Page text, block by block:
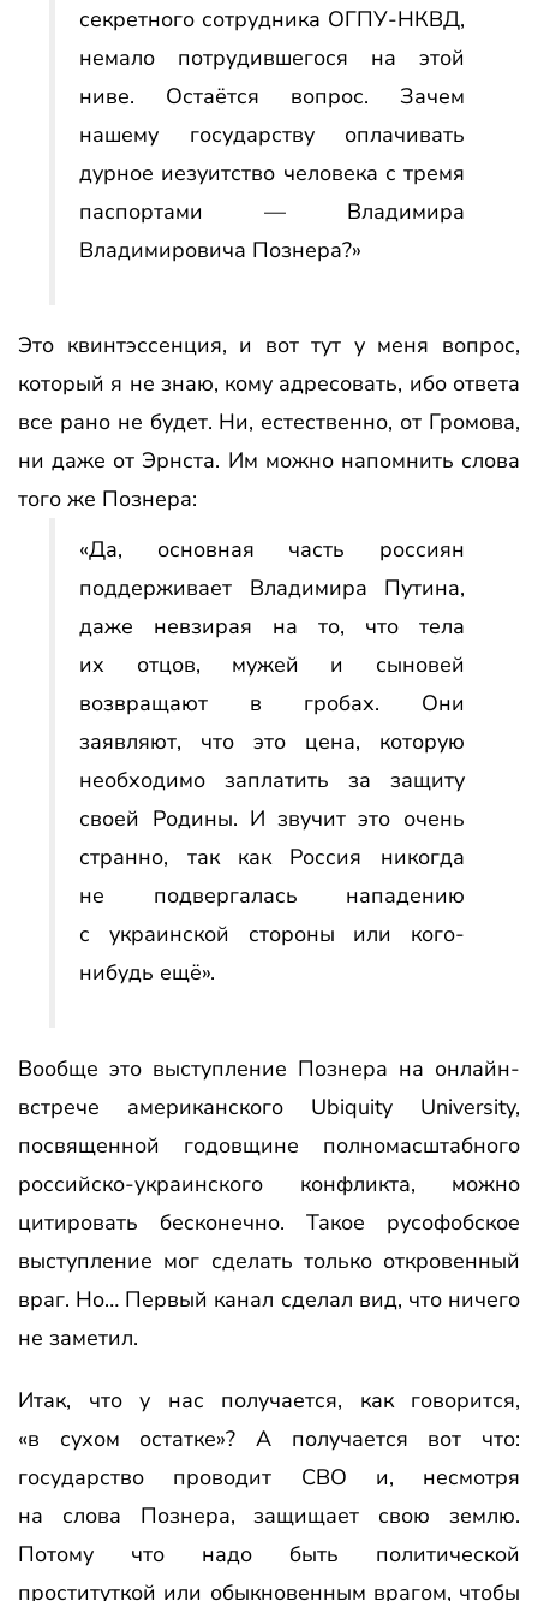
секретного сотрудника ОГПУ-НКВД,
немало потрудившегося на этой
ниве. Остаётся вопрос. Зачем
нашему государству оплачивать
дурное иезуитство человека с тремя
паспортами — Владимира
Владимировича Познера?»
Это квинтэссенция, и вот тут у меня вопрос,
который я не знаю, кому адресовать, ибо ответа
все рано не будет. Ни, естественно, от Громова,
ни даже от Эрнста. Им можно напомнить слова
того же Познера:
«Да, основная часть россиян
поддерживает Владимира Путина,
даже невзирая на то, что тела
их отцов, мужей и сыновей
возвращают в гробах. Они
заявляют, что это цена, которую
необходимо заплатить за защиту
своей Родины. И звучит это очень
странно, так как Россия никогда
не подвергалась нападению
с украинской стороны или кого-
нибудь ещё».
Вообще это выступление Познера на онлайн-
встрече американского Ubiquity University,
посвященной годовщине полномасштабного
российско-украинского конфликта, можно
цитировать бесконечно. Такое русофобское
выступление мог сделать только откровенный
враг. Но… Первый канал сделал вид, что ничего
не заметил.
Итак, что у нас получается, как говорится,
«в сухом остатке»? А получается вот что:
государство проводит СВО и, несмотря
на слова Познера, защищает свою землю.
Потому что надо быть политической
проституткой или обыкновенным врагом, чтобы